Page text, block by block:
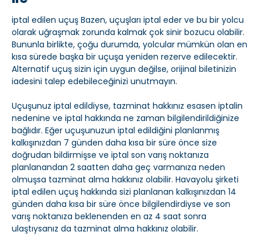
iptal edilen uçuş Bazen, uçuşları iptal eder ve bu bir yolcu
olarak uğraşmak zorunda kalmak çok sinir bozucu olabilir.
Bununla birlikte, çoğu durumda, yolcular mümkün olan en
kısa sürede başka bir uçuşa yeniden rezerve edilecektir.
Alternatif uçuş sizin için uygun değilse, orijinal biletinizin
iadesini talep edebileceğinizi unutmayın.
Uçuşunuz iptal edildiyse, tazminat hakkınız esasen iptalin
nedenine ve iptal hakkında ne zaman bilgilendirildiğinize
bağlıdır. Eğer uçuşunuzun iptal edildiğini planlanmış
kalkışınızdan 7 günden daha kısa bir süre önce size
doğrudan bildirmişse ve iptal son varış noktanıza
planlanandan 2 saatten daha geç varmanıza neden
olmuşsa tazminat alma hakkınız olabilir. Havayolu şirketi
iptal edilen uçuş hakkında sizi planlanan kalkışınızdan 14
günden daha kısa bir süre önce bilgilendirdiyse ve son
varış noktanıza beklenenden en az 4 saat sonra
ulaştıysanız da tazminat alma hakkınız olabilir.